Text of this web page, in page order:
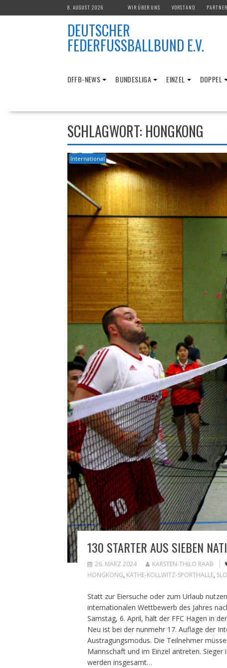
to
8. AUGUST 2026 WIR ÜBER UNS VORSTAND PARTNER
DEUTSCHER
FEDERFUSSBALLBUND E.V.
DFFB-NEWS BUNDESLIGA EINZEL DOPPEL
SCHLAGWORT: HONGKONG
International
130 STARTER AUS SIEBEN
26. MÄRZ 2024 KARSTEN-THILO RAAB
HONGKONG, KÄTHE-KOLLWITZ-SPORTHALLE,
Statt zur Eiersuche oder zum Urlaub
internationalen Wettbewerb des Jahres
Samstag, 6. April, hält der FFC Hagen in
Neu ist bei der nunmehr 17. Auflage der
Austragungsmodus. Die Teilnehmer
Mannschaft und im Einzel antreten.
werden insgesamt…